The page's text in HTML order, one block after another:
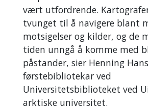
vært utfordrende.
tvunget til å navigere blant
motsigelser og kilder, og de
tiden unngå å komme med
påstander, sier Henning
førstebibliotekar ved
Universitetsbiblioteket ved
arktiske universitet.